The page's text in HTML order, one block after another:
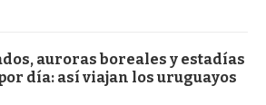
auroras boreales y estadías
por día: así viajan los uruguayos